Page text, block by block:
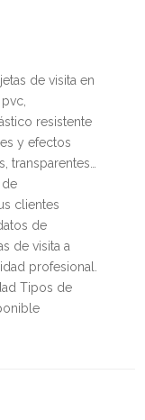
de visita en
resistente
y efectos
transparentes…
de
clientes
de
de visita a
profesional.
Tipos de